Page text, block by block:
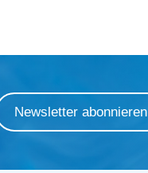
Newsletter abonnieren